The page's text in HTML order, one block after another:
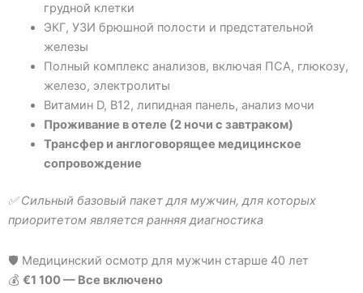
грудной клетки
ЭКГ, УЗИ брюшной полости и предстательной
железы
Полный комплекс анализов, включая ПСА, глюкозу,
железо, электролиты
Витамин D, B12, липидная панель, анализ мочи
Проживание в отеле (2 ночи с завтраком)
Трансфер и англоговорящее медицинское
сопровождение
✅ Сильный базовый пакет для мужчин, для которых
приоритетом является ранняя диагностика
🛡 Медицинский осмотр для мужчин старше 40 лет
💰 €1 100 — Все включено